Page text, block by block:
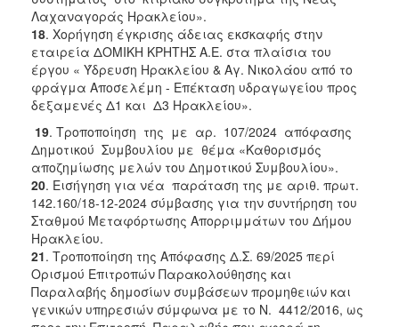
Λαχαναγοράς Ηρακλείου».
18. Χορήγηση έγκρισης άδειας εκσκαφής στην
εταιρεία ΔΟΜΙΚΗ ΚΡΗΤΗΣ Α.Ε. στα πλαίσια του
έργου « Ύδρευση Ηρακλείου & Αγ. Νικολάου από το
φράγμα Αποσελέμη - Επέκταση υδραγωγείου προς
δεξαμενές Δ1 και Δ3 Ηρακλείου».
19. Τροποποίηση της με αρ. 107/2024 απόφασης
Δημοτικού Συμβουλίου με θέμα «Καθορισμός
αποζημίωσης μελών του Δημοτικού Συμβουλίου».
20. Εισήγηση για νέα παράταση της με αριθ. πρωτ.
142.160/18-12-2024 σύμβασης για την συντήρηση του
Σταθμού Μεταφόρτωσης Απορριμμάτων του Δήμου
Ηρακλείου.
21. Τροποποίηση της Απόφασης Δ.Σ. 69/2025 περί
Ορισμού Επιτροπών Παρακολούθησης και
Παραλαβής δημοσίων συμβάσεων προμηθειών και
γενικών υπηρεσιών σύμφωνα με το Ν. 4412/2016, ως